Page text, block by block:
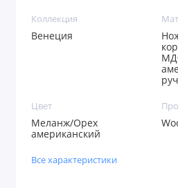
Коллекция
Венеция
Цвет
Меланж/Орех
американский
Все характеристики